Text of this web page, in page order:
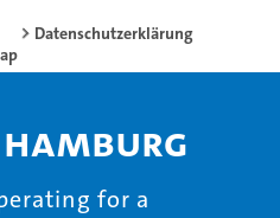
Datenschutzerklärung
for a